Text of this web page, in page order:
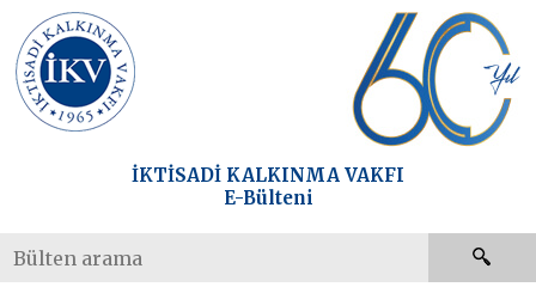
İKTİSADİ KALKINMA VAKFI
E-Bülteni